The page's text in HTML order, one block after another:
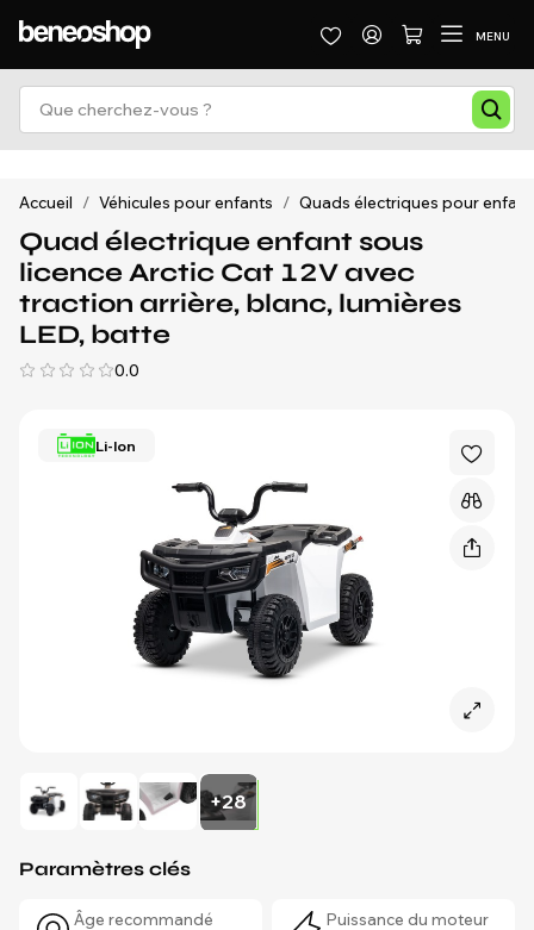
MENU
Accueil / Véhicules pour enfants / Quads électriques pour
Quad électrique enfant sous
licence Arctic Cat 12V avec
traction arrière, blanc, lumières
LED, batte
0.0
Li-Ion
+28
Paramètres clés
Âge recommandé
Puissance du moteur